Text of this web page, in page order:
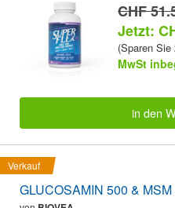
CHF
Jetzt:
(Sparen Sie
MwSt
in den
Verkauf
GLUCOSAMIN 500 &